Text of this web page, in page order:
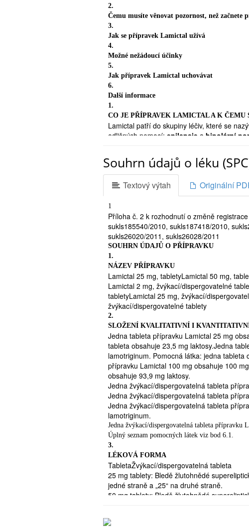
2.
Čemu musíte věnovat pozornost, než
3.
Jak se přípravek Lamictal užívá
4.
Možné nežádoucí účinky
5.
Jak přípravek Lamictal uchovávat
6.
Další informace
1.
CO JE PŘÍPRAVEK LAMICTAL A K ČEMU
Lamictal patří do skupiny léčiv, které se
odlišných nemocí: epilepsie a bipolární

U dospělých a dětí od 13 let může být
které se užívají k léčbě epilepsie. Lamictal
epileptických záchvatů, které se vyskytují
Gastautův syndrom.

U dětí ve věku mezi 2 a 12 roky se Lamictal
stavy. Přípravek může být podán
typické absence.
Lamictal se rovněž užívá k léčbě
nazývanou maniodepresivní psychóza) mají
(pozvednutá nálada nebo euforie), které
zoufalství). K předcházení deprese
může podávat Lamictal samostatně, nebo s
případech Lamictal působí na mozek.
2.
ČEMU MUSÍTE VĚNOVAT POZORNOST,
Neužívejte přípravek Lamictal

Jestliže jste alergický/á(přecitlivělý/á)
složku přípravku Lamictal (uvedenou v
Jestliže se to týká Vás:→ informujte o
Zvláštní opatření při užití přípravku Lamictal
Lamictal, měl by Váš lékař vědět:

zda máte jakékoli onemocnění ledvin

jestli se u Vás
po užití lamotriginu
nebo epilepsieobjevila někdy vyrážka

jestliže se u Vás někdy po užívání
těchto příznaků v bodě 4 této příbalové

Jestliže se to týká Vás:
Souhrn údajů o léku
Textový výtah Originální
1
Příloha č. 2 k rozhodnutí o změně
sukls185540/2010, sukls187418/2010,
sukls26020/2011, sukls26028/2011
SOUHRN ÚDAJŮ O PŘÍPRAVKU
1.
NÁZEV PŘÍPRAVKU
Lamictal 25 mg, tabletyLamictal 50 mg,
Lamictal 2 mg, žvýkací/dispergovatelné
tabletyLamictal 25 mg, žvýkací/
žvýkací/dispergovatelné tablety
2.
SLOŽENÍ KVALITATIVNÍ I
Jedna tableta přípravku Lamictal 25 mg
tableta obsahuje 23,5 mg laktosy.Jedna
lamotriginum. Pomocná látka: jedna tableta
přípravku Lamictal 100 mg obsahuje 100
obsahuje 93,9 mg laktosy.
Jedna žvýkací/dispergovatelná tableta
Jedna žvýkací/dispergovatelná tableta
Jedna žvýkací/dispergovatelná tableta
lamotriginum.
Jedna žvýkací/dispergovatelná tableta přípravku
Úplný seznam pomocných látek viz bod 6.1.
3.
LÉKOVÁ FORMA
TabletaŽvýkací/dispergovatelná tableta
25 mg tablety: Bledě žlutohnědé
jedné straně a „25“ na druhé straně.
50 mg tablety: Bledě žlutohnědé
jedné straně a „100“ na druhé straně.